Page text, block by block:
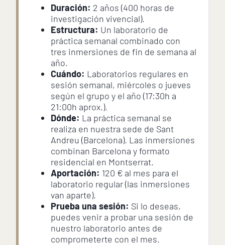
Duración: 2 años (400 horas de
investigación vivencial).
Estructura: Un laboratorio de
práctica semanal combinado con
tres inmersiones de fin de semana al
año.
Cuándo: Laboratorios regulares en
sesión semanal, miércoles o jueves
según el grupo y el año (17:30h a
21:00h aprox.).
Dónde: La práctica semanal se
realiza en nuestra sede de Sant
Andreu (Barcelona). Las inmersiones
combinan Barcelona y formato
residencial en Montserrat.
Aportación: 120 € al mes para el
laboratorio regular (las inmersiones
van aparte).
Prueba una sesión: Si lo deseas,
puedes venir a probar una sesión de
nuestro laboratorio antes de
comprometerte con el mes.